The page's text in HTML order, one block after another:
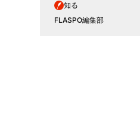
知る
FLASPO編集部